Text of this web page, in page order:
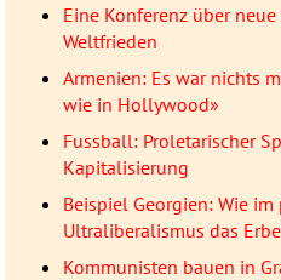
Eine Konferenz über
Weltfrieden
Armenien: Es war nichts
wie in Hollywood»
Fussball: Proletarischer
Kapitalisierung
Beispiel Georgien: Wie
Ultraliberalismus das
Kommunisten bauen in